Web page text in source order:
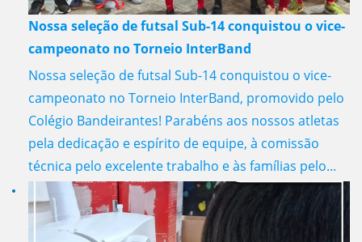
Nossa seleção de futsal Sub-14 conquistou o vice-
campeonato no Torneio InterBand
Nossa seleção de futsal Sub-14 conquistou o vice-
campeonato no Torneio InterBand, promovido pelo
Colégio Bandeirantes! Parabéns aos nossos atletas
pela dedicação e espírito de equipe, à comissão
técnica pelo excelente trabalho e às famílias pelo...